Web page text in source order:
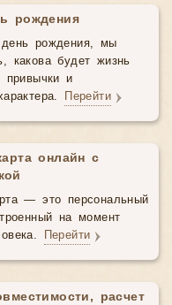
рождения
рождения, мы
какова будет жизнь
привычки и
Перейти
онлайн с
— это персональный
на момент
Перейти
расчет